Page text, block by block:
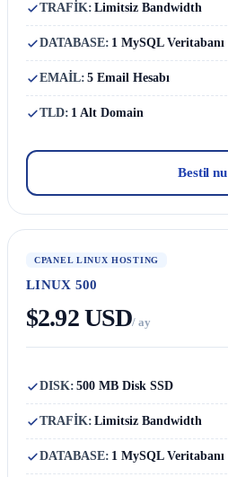
TRAFİK: Limitsiz Bandwidth
DATABASE: 1 MySQL Veritabanı
EMAİL: 5 Email Hesabı
TLD: 1 Alt Domain
Bestil nu
CPANEL LINUX HOSTING
LINUX 500
$2.92 USD/ ay
DISK: 500 MB Disk SSD
TRAFİK: Limitsiz Bandwidth
DATABASE: 1 MySQL Veritabanı